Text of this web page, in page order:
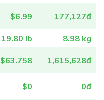
$6.99 177,127đ
19.80 lb
8.98 kg
$63.758 1,615,628đ
$0 0đ